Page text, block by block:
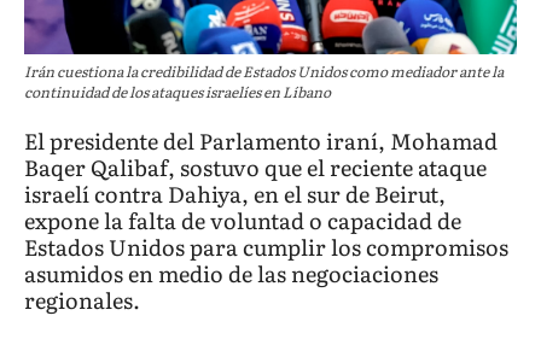
Irán cuestiona la credibilidad de Estados Unidos como mediador ante la
continuidad de los ataques israelíes en Líbano
El presidente del Parlamento iraní, Mohamad
Baqer Qalibaf, sostuvo que el reciente ataque
israelí contra Dahiya, en el sur de Beirut,
expone la falta de voluntad o capacidad de
Estados Unidos para cumplir los compromisos
asumidos en medio de las negociaciones
regionales.